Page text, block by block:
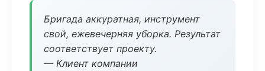
Бригада аккуратная, инструмент
свой, ежевечерняя уборка. Результат
соответствует проекту.
— Клиент компании